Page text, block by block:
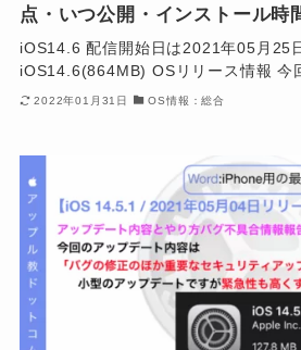
点・いつ公開・インストール時
iOS14.6 配信開始日は2021年05月25
iOS14.6(864MB) OSリリース情報 今
2022年01月31日 OS情報：総合